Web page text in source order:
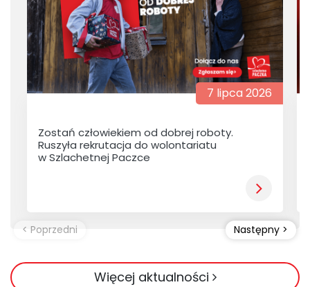
7 lipca 2026
Zostań człowiekiem od dobrej roboty.
Ruszyła rekrutacja do wolontariatu
w Szlachetnej Paczce
Więcej aktualności